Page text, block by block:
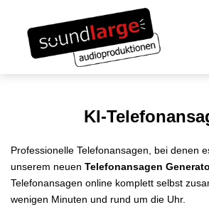
überspringen
Inhalt
springen
KI-
Professionelle Telefonansagen, bei denen
unserem neuen Telefonansagen
Telefonansagen online komplett selbst
wenigen Minuten und rund um die Uhr.